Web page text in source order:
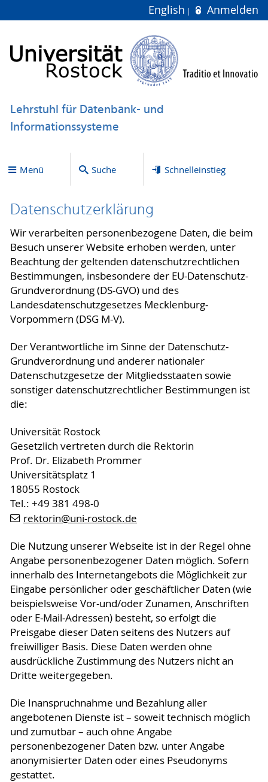
English Anmelden
Lehrstuhl für Datenbank- und
Informationssysteme
Menü Suche Schnelleinstieg
Datenschutzerklärung
Wir verarbeiten personenbezogene Daten, die beim
Besuch unserer Website erhoben werden, unter
Beachtung der geltenden datenschutzrechtlichen
Bestimmungen, insbesondere der EU-Datenschutz-
Grundverordnung (DS-GVO) und des
Landesdatenschutzgesetzes Mecklenburg-
Vorpommern (DSG M-V).
Der Verantwortliche im Sinne der Datenschutz-
Grundverordnung und anderer nationaler
Datenschutzgesetze der Mitgliedsstaaten sowie
sonstiger datenschutzrechtlicher Bestimmungen ist
die:
Universität Rostock
Gesetzlich vertreten durch die Rektorin
Prof. Dr. Elizabeth Prommer
Universitätsplatz 1
18055 Rostock
Tel.: +49 381 498-0
rektorin@uni-rostock.de
Die Nutzung unserer Webseite ist in der Regel ohne
Angabe personenbezogener Daten möglich. Sofern
innerhalb des Internetangebots die Möglichkeit zur
Eingabe persönlicher oder geschäftlicher Daten (wie
beispielsweise Vor-und/oder Zunamen, Anschriften
oder E-Mail-Adressen) besteht, so erfolgt die
Preisgabe dieser Daten seitens des Nutzers auf
freiwilliger Basis. Diese Daten werden ohne
ausdrückliche Zustimmung des Nutzers nicht an
Dritte weitergegeben.
Die Inanspruchnahme und Bezahlung aller
angebotenen Dienste ist – soweit technisch möglich
und zumutbar – auch ohne Angabe
personenbezogener Daten bzw. unter Angabe
anonymisierter Daten oder eines Pseudonyms
gestattet.